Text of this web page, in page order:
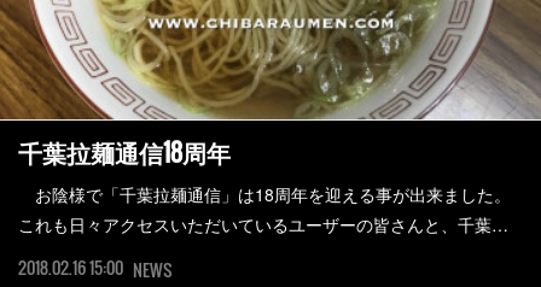
千葉拉麺通信18周年
お陰様で「千葉拉麺通信」は18周年を迎える事が出来ました。
これも日々アクセスいただいているユーザーの皆さんと、千葉…
2018.02.16 15:00 NEWS